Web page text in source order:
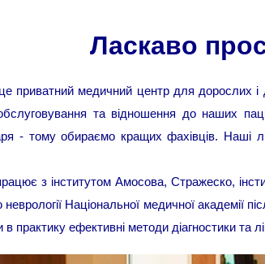
Ласкаво
медичний центр для дорослих і
та відношення до наших
- тому обираємо кращих фахівців. Наші
з інститутом Амосова, Стражеско,
Національної медичної академії
практику ефективні методи діагностики та